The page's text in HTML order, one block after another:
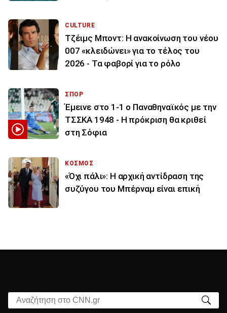
CULTURE
Τζέιμς Μποντ: Η ανακοίνωση του νέου
007 «κλειδώνει» για το τέλος του
2026 - Τα φαβορί για το ρόλο
ΣΠΟΡ
Έμεινε στο 1-1 ο Παναθηναϊκός με την
ΤΣΣΚΑ 1948 - Η πρόκριση θα κριθεί
στη Σόφια
ΚΟΣΜΟΣ
«Όχι πάλι»: Η αρχική αντίδραση της
συζύγου του Μπέρναμ είναι επική
Αναζήτηση στο CNN.gr